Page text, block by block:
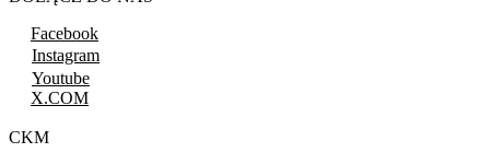
Facebook
Instagram
Youtube
X.COM
CKM